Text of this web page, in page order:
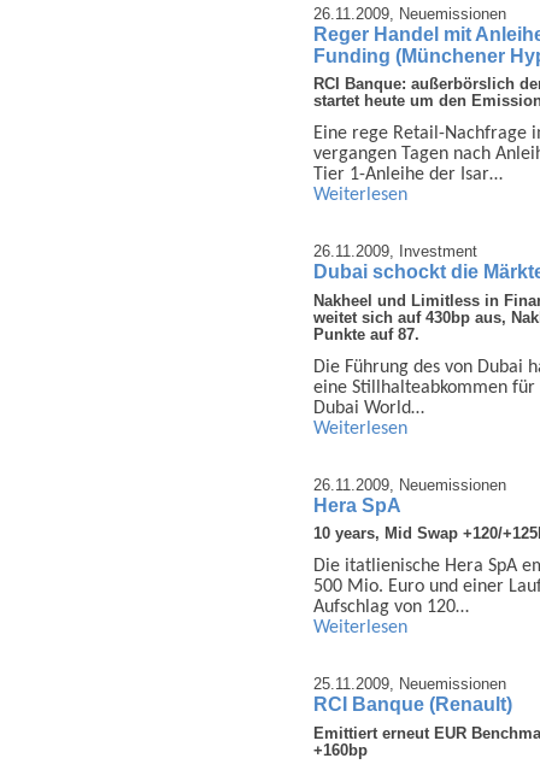
26.11.2009, Neuemissionen
Reger Handel mit
Funding (Münchener
RCI Banque: außerbörslich
startet heute um den
Eine rege Retail-Nachfrage
vergangen Tagen nach
Tier 1-Anleihe der Isar…
Weiterlesen
26.11.2009, Investment
Dubai schockt die
Nakheel und Limitless in
weitet sich auf 430bp aus,
Punkte auf 87.
Die Führung des von Dubai
eine Stillhalteabkommen für
Dubai World…
Weiterlesen
26.11.2009, Neuemissionen
Hera SpA
10 years, Mid Swap +120/
Die itatlienische Hera SpA
500 Mio. Euro und einer
Aufschlag von 120…
Weiterlesen
25.11.2009, Neuemissionen
RCI Banque (Renault)
Emittiert erneut EUR
+160bp